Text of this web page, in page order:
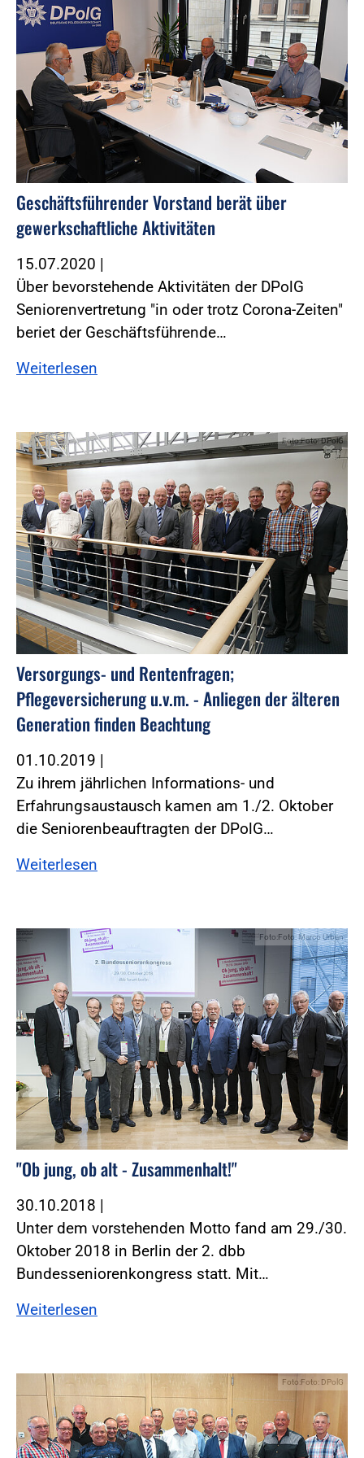
Geschäftsführender Vorstand berät über
gewerkschaftliche Aktivitäten
15.07.2020 |
Über bevorstehende Aktivitäten der DPolG
Seniorenvertretung "in oder trotz Corona-Zeiten"
beriet der Geschäftsführende…
Weiterlesen
Foto:Foto: DPolG
Versorgungs- und Rentenfragen;
Pflegeversicherung u.v.m. - Anliegen der älteren
Generation finden Beachtung
01.10.2019 |
Zu ihrem jährlichen Informations- und
Erfahrungsaustausch kamen am 1./2. Oktober
die Seniorenbeauftragten der DPolG…
Weiterlesen
Foto:Foto: Marco Urban
"Ob jung, ob alt - Zusammenhalt!"
30.10.2018 |
Unter dem vorstehenden Motto fand am 29./30.
Oktober 2018 in Berlin der 2. dbb
Bundesseniorenkongress statt. Mit…
Weiterlesen
Foto:Foto: DPolG